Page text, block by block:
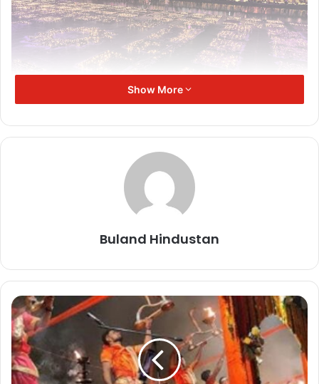
लिए समितियों का गठन किया गया है।
RJD विधायक दल का नेता बने तेजस्वी यादव,
चुनावी हार पर बैठक में सामने आए अहम
November 17, 2025
शिक्षक भर्ती घोटाला: पूर्व शिक्षा मंत्री पार्थ चटर्जी
को मिली ज़मानत, दो साल बाद जेल से रिहाई
November 11, 2025
India vs Australia: आखिरी टी20 रद्द, भारत
Show More
Buland Hindustan